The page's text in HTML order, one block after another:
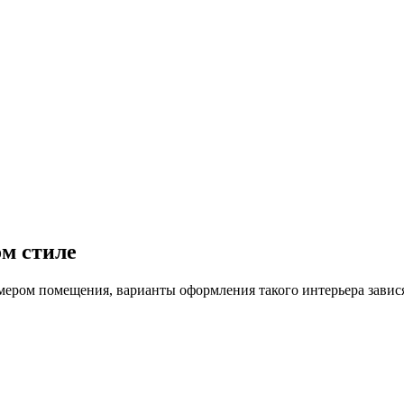
стиле
помещения, варианты оформления такого интерьера